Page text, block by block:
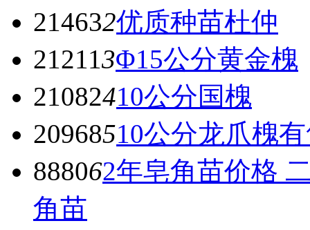
214632优质种苗杜仲
212113Φ15公分黄金槐
21082410公分国槐
20968510公分龙爪槐
888062年皂角苗价格
角苗